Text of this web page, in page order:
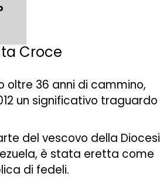
Croce
oltre 36 anni di cammino,
un significativo traguardo
del vescovo della Diocesi
è stata eretta come
di fedeli.